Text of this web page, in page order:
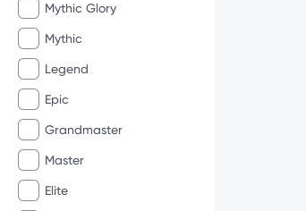
Mythic Glory
Mythic
Legend
Epic
Grandmaster
Master
Elite